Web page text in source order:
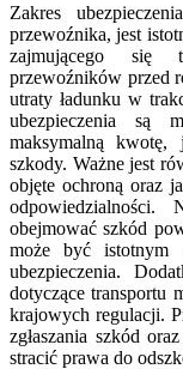
Zakres
przewoźnika, jest
zajmującego się
przewoźników przed
utraty ładunku w
ubezpieczenia są
maksymalną kwotę,
szkody. Ważne jest
objęte ochroną oraz
obejmować szkód
może być istotnym
ubezpieczenia.
dotyczące transportu
krajowych regulacji.
zgłaszania szkód
stracić prawa do